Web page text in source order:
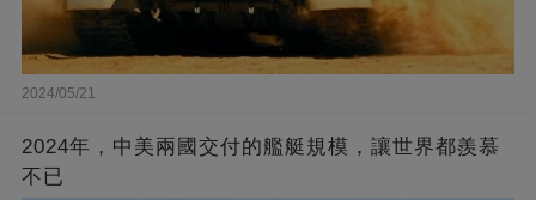
2024/05/21
2024年，中美兩國交付的艦艇規模，讓世界都羨慕
不已